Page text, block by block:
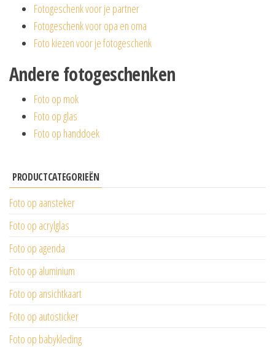
Fotogeschenk voor je partner
Fotogeschenk voor opa en oma
Foto kiezen voor je fotogeschenk
Andere fotogeschenken
Foto op mok
Foto op glas
Foto op handdoek
PRODUCTCATEGORIEËN
Foto op aansteker
Foto op acrylglas
Foto op agenda
Foto op aluminium
Foto op ansichtkaart
Foto op autosticker
Foto op babykleding